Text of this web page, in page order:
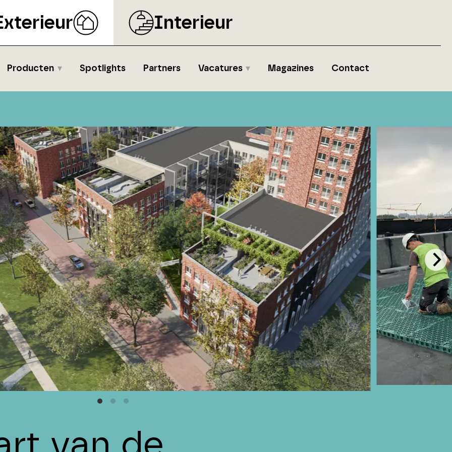
Interieur
Producten Spotlights Partners Vacatures Magazines Contact